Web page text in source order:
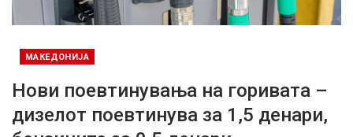
МАКЕДОНИЈА
Нови поевтинувања на горивата –
дизелот поевтинува за 1,5 денари,